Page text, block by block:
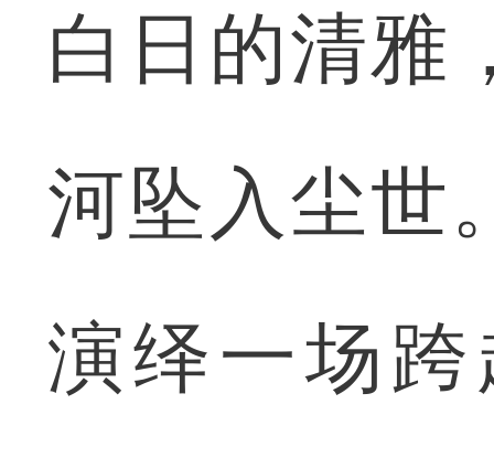
白日的清雅
河坠入尘世
演绎一场